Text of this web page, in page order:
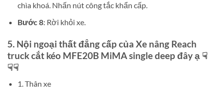
chìa khoá. Nhấn nút công tắc khẩn cấp.
Bước 8: Rời khỏi xe.
5. Nội ngoại thất đẳng cấp của Xe nâng Reach
truck cắt kéo MFE20B MiMA single deep đây ạ ☟
☟☟
1. Thân xe